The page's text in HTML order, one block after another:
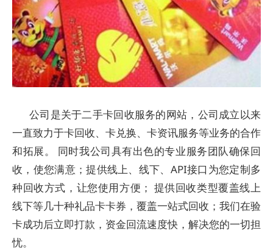
公司是关于二手卡回收服务的网站，公司成立以来
一直致力于卡回收、卡兑换、卡资讯服务等业务的合作
和拓展。 同时我公司具有出色的专业服务团队确保回
收，使您满意；提供线上、线下、API接口为您定制多
种回收方式，让您使用方便； 提供回收类型覆盖线上
线下等几十种礼品卡卡券，覆盖一站式回收；我们在验
卡成功后立即打款，资金回流速度快，解决您的一切担
忧。